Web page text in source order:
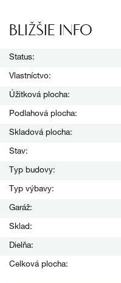
BLIŽŠIE INFO
Status:
Vlastníctvo:
Úžitková plocha:
Podlahová plocha:
Skladová plocha:
Stav:
Typ budovy:
Typ výbavy:
Garáž:
Sklad:
Dielňa:
Celková plocha: